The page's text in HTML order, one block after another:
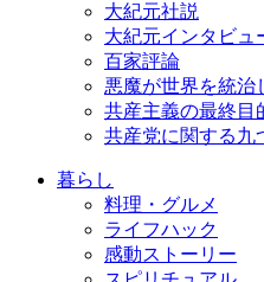
大紀元社説
大紀元インタビュ
百家評論
悪魔が世界を統治
共産主義の最終目
共産党に関する九
暮らし
料理・グルメ
ライフハック
感動ストーリー